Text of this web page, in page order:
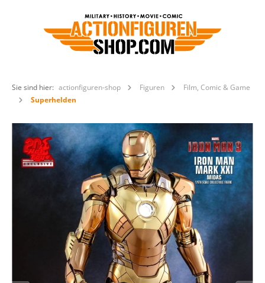
Sie sind hier: actionfiguren-shop Figuren
Film, Comic & Game
Superhelden